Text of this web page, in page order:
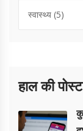
स्वास्थ्य (5)
हाल की पोस्ट